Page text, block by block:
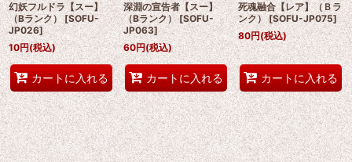
幻妖フルドラ【スー】
（Bランク） [SOFU-
JP026]
10円(税込)
カートに入れる
深淵の宣告者【スー】
（Bランク） [SOFU-
JP063]
60円(税込)
カートに入れる
死魂融合【レア】（Ｂラ
ンク） [SOFU-JP075]
80円(税込)
カートに入れる